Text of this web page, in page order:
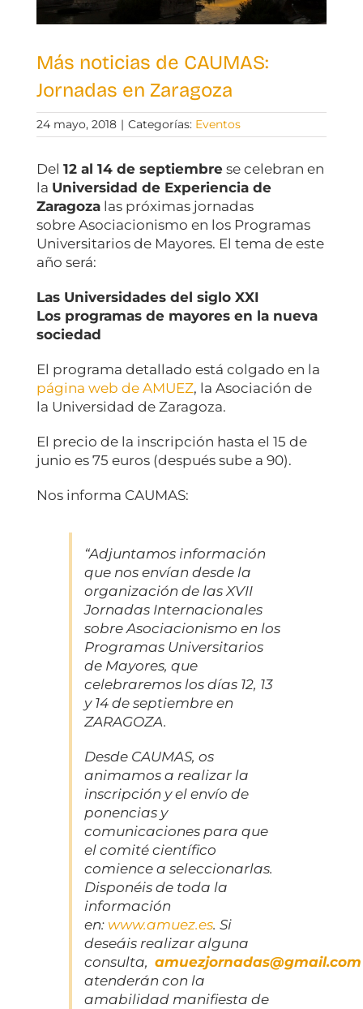
Más noticias de CAUMAS:
Jornadas en Zaragoza
24 mayo, 2018 | Categorías: Eventos
Del 12 al 14 de septiembrese celebran en
la Universidad de Experiencia de
Zaragozalas próximas jornadas
sobre Asociacionismo en los Programas
Universitarios de Mayores. El tema de este
año será:
Las Universidades del siglo XXI
Los programas de mayores en la nueva
sociedad
El programa detallado está colgado en la
página web de AMUEZ, la Asociación de
la Universidad de Zaragoza.
El precio de la inscripción hasta el 15 de
junio es 75 euros (después sube a 90).
Nos informa CAUMAS:
“Adjuntamos información
que nos envían desde la
organización de las XVII
Jornadas Internacionales
sobre Asociacionismo en los
Programas Universitarios
de Mayores, que
celebraremos los días 12, 13
y 14 de septiembre en
ZARAGOZA.
Desde CAUMAS, os
animamos a realizar la
inscripción y el envío de
ponencias y
comunicaciones para que
el comité científico
comience a seleccionarlas.
Disponéis de toda la
información
en: www.amuez.es. Si
deseáis realizar alguna
consulta, amuezjornadas@gmail.com
atenderán con la
amabilidad manifiesta de